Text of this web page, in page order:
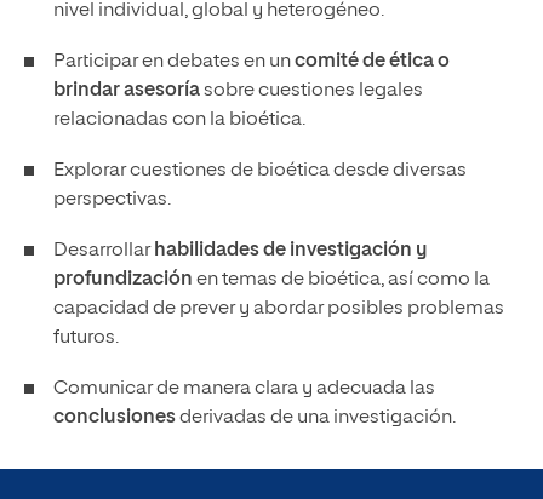
nivel individual, global y heterogéneo.
Participar en debates en uncomité de ética o
brindar asesoríasobre cuestiones legales
relacionadas con la bioética.
Explorar cuestiones de bioética desde diversas
perspectivas.
Desarrollar habilidades de investigación y
profundización en temas de bioética, así como la
capacidad de prever y abordar posibles problemas
futuros.
Comunicar de manera clara y adecuada las
conclusionesderivadas de una investigación.